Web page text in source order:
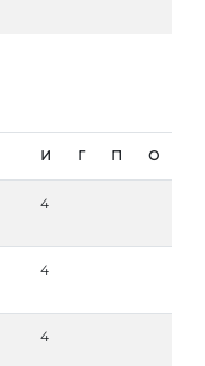
И Г П О
4
4
4